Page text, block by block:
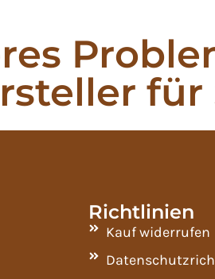
für
Richtlinien
Kauf widerrufen